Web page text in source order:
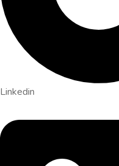
Linkedin